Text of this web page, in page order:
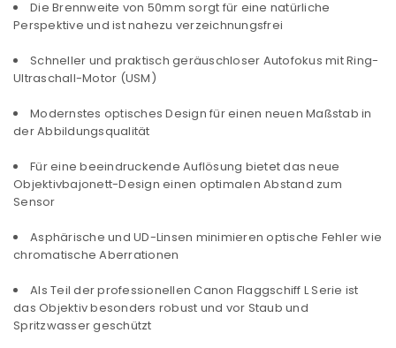
Die Brennweite von 50mm sorgt für eine natürliche
Perspektive und ist nahezu verzeichnungsfrei
Schneller und praktisch geräuschloser Autofokus mit Ring-
Ultraschall-Motor (USM)
Modernstes optisches Design für einen neuen Maßstab in
der Abbildungsqualität
Für eine beeindruckende Auflösung bietet das neue
Objektivbajonett-Design einen optimalen Abstand zum
Sensor
Asphärische und UD-Linsen minimieren optische Fehler wie
chromatische Aberrationen
Als Teil der professionellen Canon Flaggschiff L Serie ist
das Objektiv besonders robust und vor Staub und
Spritzwasser geschützt